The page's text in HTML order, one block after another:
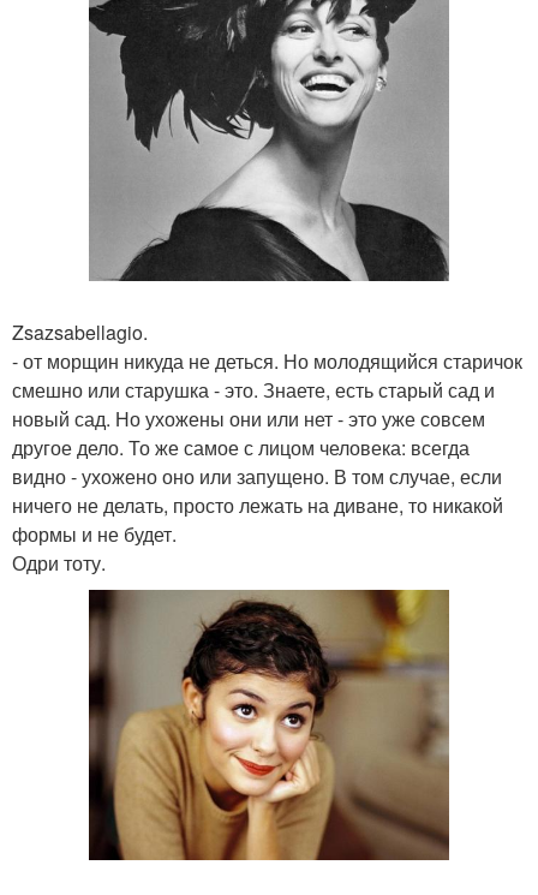
Zsazsabellagio.
- от морщин никуда не деться. Но молодящийся старичок
смешно или старушка - это. Знаете, есть старый сад и
новый сад. Но ухожены они или нет - это уже совсем
другое дело. То же самое с лицом человека: всегда
видно - ухожено оно или запущено. В том случае, если
ничего не делать, просто лежать на диване, то никакой
формы и не будет.
Одри тоту.